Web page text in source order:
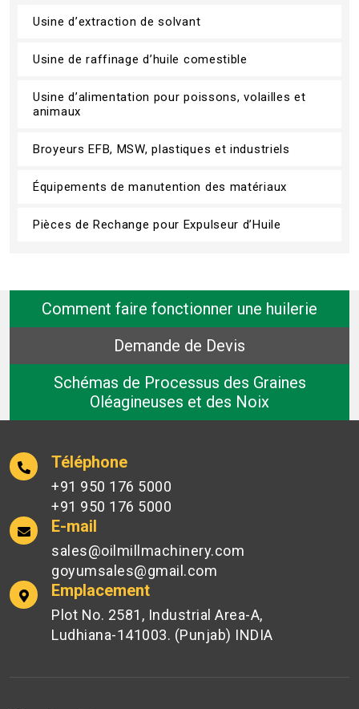
Usine d’extraction de solvant
Usine de raffinage d’huile comestible
Usine d’alimentation pour poissons, volailles et
animaux
Broyeurs EFB, MSW, plastiques et industriels
Équipements de manutention des matériaux
Pièces de Rechange pour Expulseur d’Huile
Comment faire fonctionner une huilerie
Demande de Devis
Schémas de Processus des Graines
Oléagineuses et des Noix
Téléphone
+91 950 176 5000
+91 950 176 5000
E-mail
sales@oilmillmachinery.com
goyumsales@gmail.com
Emplacement
Plot No. 2581, Industrial Area-A,
Ludhiana-141003. (Punjab) INDIA